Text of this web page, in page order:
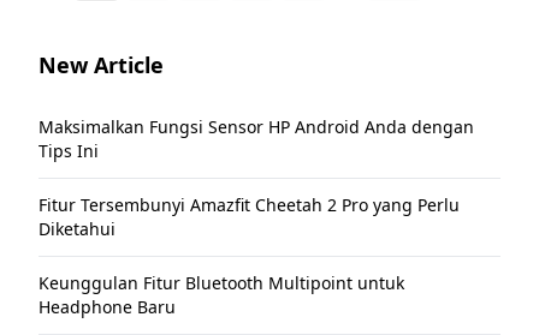
New Article
Maksimalkan Fungsi Sensor HP Android Anda dengan
Tips Ini
Fitur Tersembunyi Amazfit Cheetah 2 Pro yang Perlu
Diketahui
Keunggulan Fitur Bluetooth Multipoint untuk
Headphone Baru